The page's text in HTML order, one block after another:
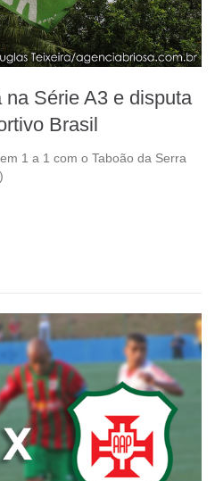
Série A3 e disputa
Brasil
1 a 1 com o Taboão da Serra